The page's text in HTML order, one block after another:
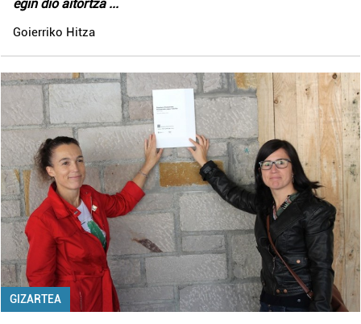
egin dio aitortza ...
Goierriko Hitza
GIZARTEA